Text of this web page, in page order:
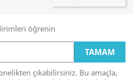
öğrenin
çıkabilirsiniz. Bu amaçla,